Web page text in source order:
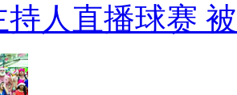
持人直播球赛